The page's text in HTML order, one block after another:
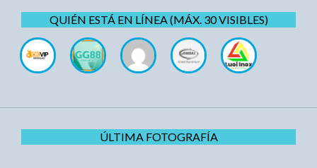
QUIÉN ESTÁ EN LÍNEA (MÁX. 30 VISIBLES)
ÚLTIMA FOTOGRAFÍA